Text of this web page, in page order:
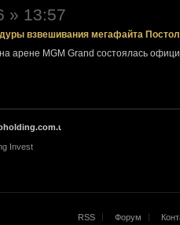
» 13:57
взвешивания мегафайта
арене MGM Grand состоялась
Invest
RSS Форум